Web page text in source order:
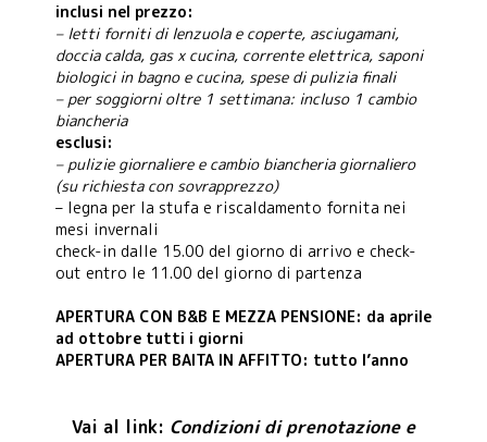
inclusi nel prezzo:
– letti forniti di lenzuola e coperte, asciugamani,
doccia calda, gas x cucina, corrente elettrica, saponi
biologici in bagno e cucina, spese di pulizia finali
– per soggiorni oltre 1 settimana: incluso 1 cambio
biancheria
esclusi:
– pulizie giornaliere e cambio biancheria giornaliero
(su richiesta con sovrapprezzo)
– legna per la stufa e riscaldamento fornita nei
mesi invernali
check-in dalle 15.00 del giorno di arrivo e check-
out entro le 11.00 del giorno di partenza
APERTURA CON B&B E MEZZA PENSIONE: da aprile
ad ottobre tutti i giorni
APERTURA PER BAITA IN AFFITTO: tutto l’anno
Vai al link: Condizioni di prenotazione e